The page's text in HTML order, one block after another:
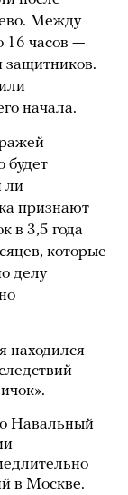
Между
16 часов —
защитников.
начала.
будет
ли
признают
в 3,5 года
которые
делу
находился
Навальный
в Москве.